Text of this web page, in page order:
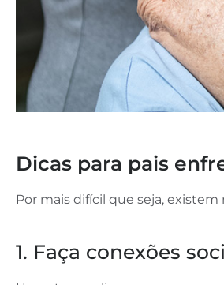
Dicas para pais
Por mais difícil que seja,
1. Faça conexões